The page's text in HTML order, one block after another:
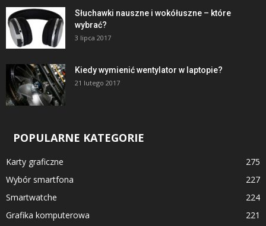
Słuchawki nauszne i wokółuszne – które
wybrać?
3 lipca 2017
Kiedy wymienić wentylator w laptopie?
21 lutego 2017
POPULARNE KATEGORIE
Karty graficzne
275
Wybór smartfona
227
Smartwatche
224
Grafika komputerowa
221